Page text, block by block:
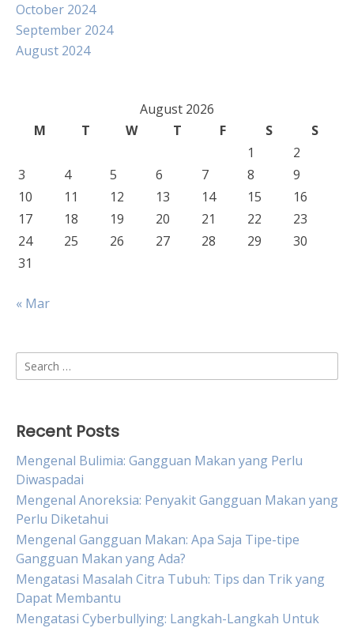
October 2024
September 2024
August 2024
August 2026
M
T W T F S
S
1
2
3
4 5 6 7 8
9
10
11 12 13 14 15
16
17
18 19 20 21 22
23
24
25 26 27 28 29
30
31
« Mar
Search
for:
Recent Posts
Mengenal Bulimia: Gangguan Makan yang Perlu
Diwaspadai
Mengenal Anoreksia: Penyakit Gangguan Makan yang
Perlu Diketahui
Mengenal Gangguan Makan: Apa Saja Tipe-tipe
Gangguan Makan yang Ada?
Mengatasi Masalah Citra Tubuh: Tips dan Trik yang
Dapat Membantu
Mengatasi Cyberbullying: Langkah-Langkah Untuk